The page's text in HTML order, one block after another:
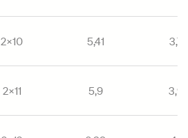
2×10 5,41
2×11 5,9